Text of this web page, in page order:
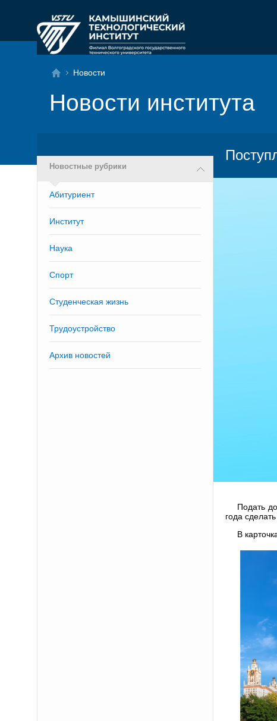
Новости
Новости института
Новостные рубрики
Абитуриент
Институт
Наука
Спорт
Студенческая жизнь
Трудоустройство
Архив новостей
Подать
года
В